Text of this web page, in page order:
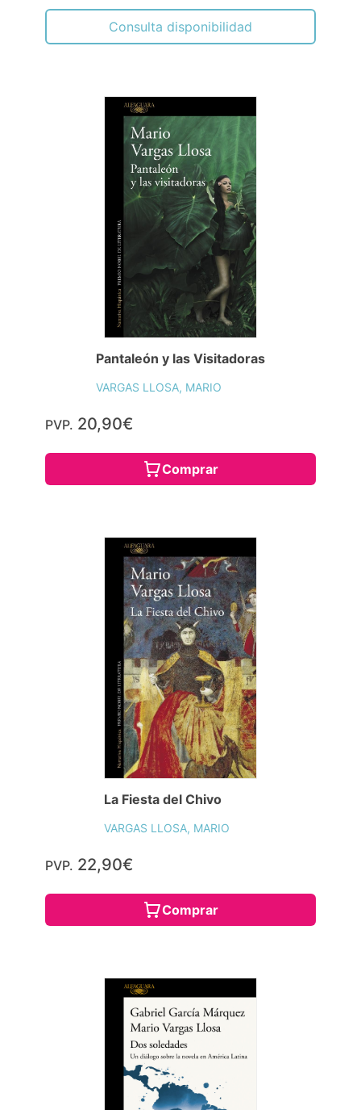
Consulta disponibilidad
Pantaleón y las Visitadoras
VARGAS LLOSA, MARIO
PVP. 20,90€
Comprar
La Fiesta del Chivo
VARGAS LLOSA, MARIO
PVP. 22,90€
Comprar